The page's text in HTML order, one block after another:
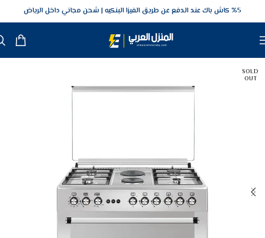
5‎% كاش باك عند الدفع عن طريق الفيزا البنكيه شحن مجاني داخل الرياض
SOLD
OUT